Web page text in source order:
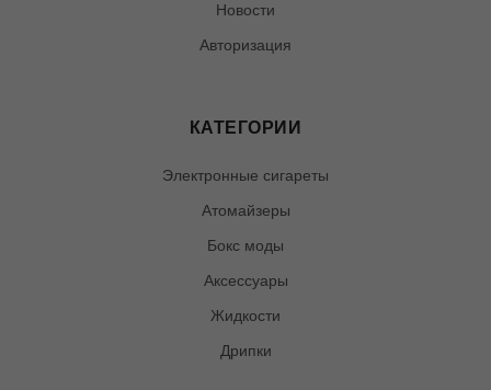
Новости
Авторизация
КАТЕГОРИИ
Электронные сигареты
Атомайзеры
Бокс моды
Аксессуары
Жидкости
Дрипки